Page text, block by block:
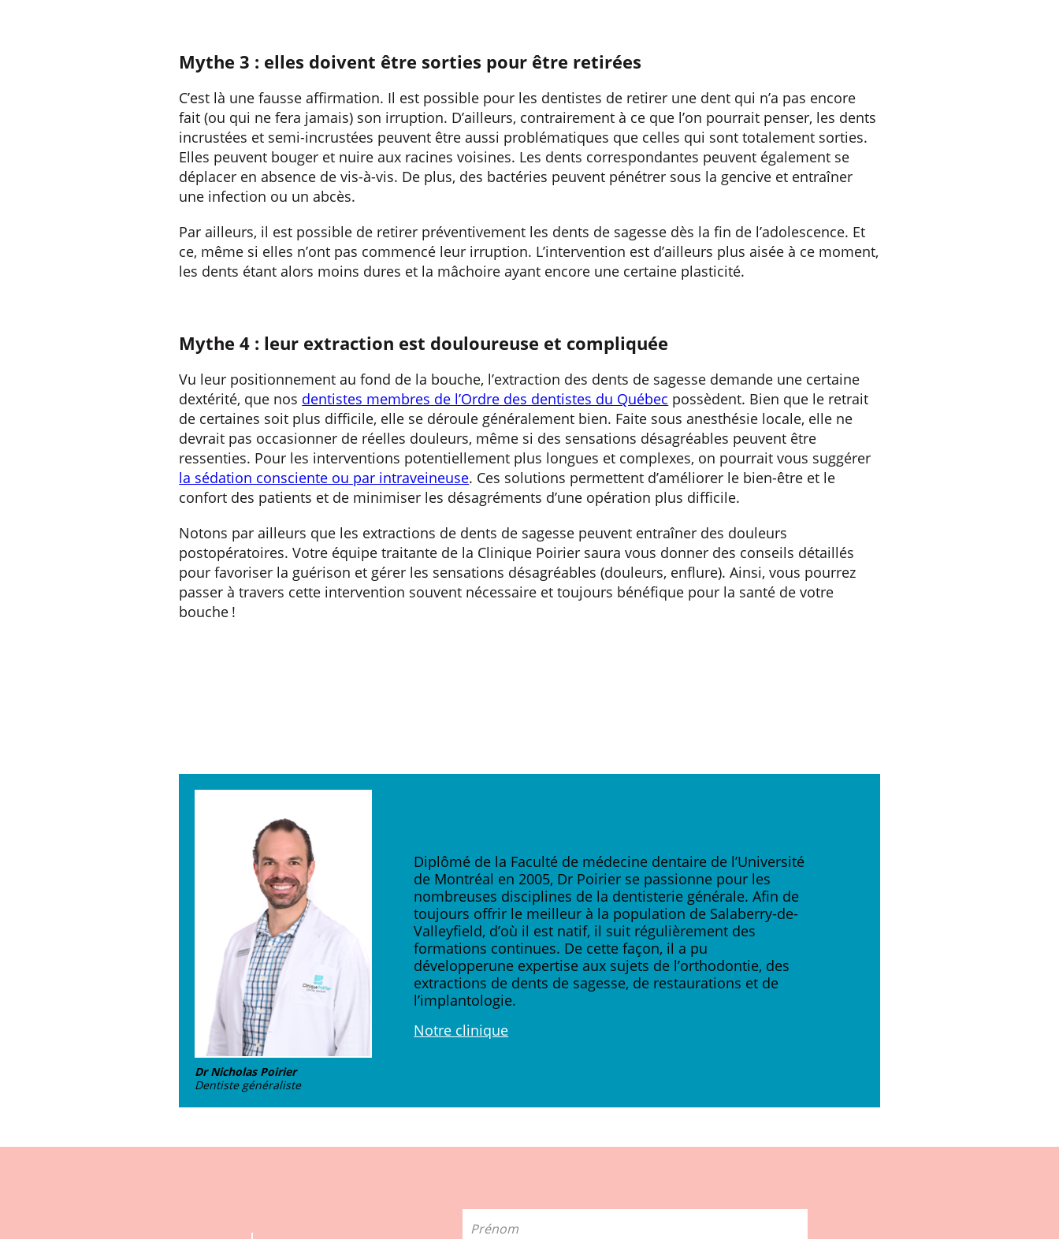
Mythe 3 : elles doivent être sorties pour être retirées
C’est là une fausse affirmation. Il est possible pour les dentistes de retirer une dent qui n’a pas encore
fait (ou qui ne fera jamais) son irruption. D’ailleurs, contrairement à ce que l’on pourrait penser, les dents
incrustées et semi-incrustées peuvent être aussi problématiques que celles qui sont totalement sorties.
Elles peuvent bouger et nuire aux racines voisines. Les dents correspondantes peuvent également se
déplacer en absence de vis-à-vis. De plus, des bactéries peuvent pénétrer sous la gencive et entraîner
une infection ou un abcès.
Par ailleurs, il est possible de retirer préventivement les dents de sagesse dès la fin de l’adolescence. Et
ce, même si elles n’ont pas commencé leur irruption. L’intervention est d’ailleurs plus aisée à ce moment,
les dents étant alors moins dures et la mâchoire ayant encore une certaine plasticité.
Mythe 4 : leur extraction est douloureuse et compliquée
Vu leur positionnement au fond de la bouche, l’extraction des dents de sagesse demande une certaine
dextérité, que nos dentistes membres de l’Ordre des dentistes du Québec possèdent. Bien que le retrait
de certaines soit plus difficile, elle se déroule généralement bien. Faite sous anesthésie locale, elle ne
devrait pas occasionner de réelles douleurs, même si des sensations désagréables peuvent être
ressenties. Pour les interventions potentiellement plus longues et complexes, on pourrait vous suggérer
la sédation consciente ou par intraveineuse. Ces solutions permettent d’améliorer le bien-être et le
confort des patients et de minimiser les désagréments d’une opération plus difficile.
Notons par ailleurs que les extractions de dents de sagesse peuvent entraîner des douleurs
postopératoires. Votre équipe traitante de la Clinique Poirier saura vous donner des conseils détaillés
pour favoriser la guérison et gérer les sensations désagréables (douleurs, enflure). Ainsi, vous pourrez
passer à travers cette intervention souvent nécessaire et toujours bénéfique pour la santé de votre
bouche !
Dr Nicholas Poirier
Dentiste généraliste
Diplômé de la Faculté de médecine dentaire de l’Université
de Montréal en 2005, Dr Poirier se passionne pour les
nombreuses disciplines de la dentisterie générale. Afin de
toujours offrir le meilleur à la population de Salaberry-de-
Valleyfield, d’où il est natif, il suit régulièrement des
formations continues. De cette façon, il a pu
développerune expertise aux sujets de l’orthodontie, des
extractions de dents de sagesse, de restaurations et de
l’implantologie.
Notre clinique